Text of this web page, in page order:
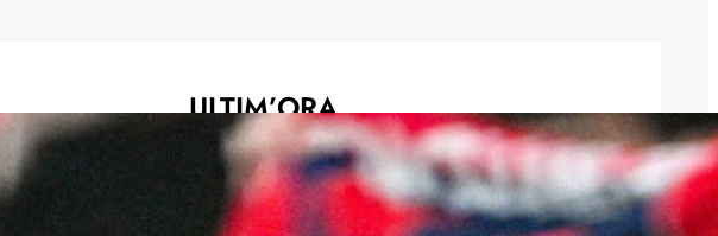
ULTIM’ORA
Rientra Østigård, il Genoa prepara il
trittico di sfide al Ferraris
6 Agosto 2026